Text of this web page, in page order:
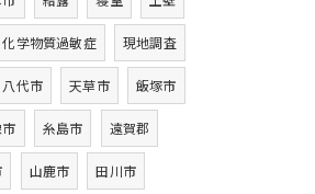
化学物質過敏症 現地調査
八代市 天草市 飯塚市
糸島市 遠賀郡
山鹿市 田川市